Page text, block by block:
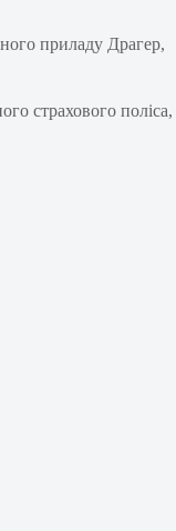
приладу Драгер,
страхового поліса,